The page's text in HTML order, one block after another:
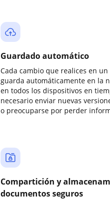
Guardado automático
Cada cambio que realices en
guarda automáticamente en la
en todos los dispositivos en
necesario enviar nuevas
o preocuparse por perder
Compartición y
documentos seguros